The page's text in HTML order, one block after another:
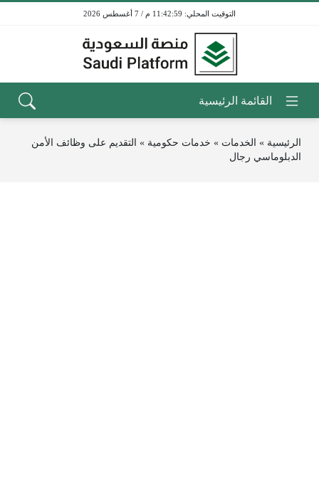
11:42:59 م / 7 أغسطس 2026
الرئيسية » الخدمات » خدمات حكومية » التقديم على وظائف الأمن
الدبلوماسي رجال